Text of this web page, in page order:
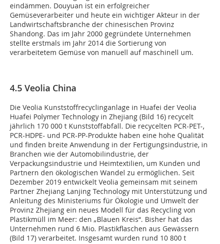
eindämmen. Douyuan ist ein erfolgreicher
Gemüseverarbeiter und heute ein wichtiger Akteur in der
Landwirtschaftsbranche der chinesischen Provinz
Shandong. Das im Jahr 2000 gegründete Unternehmen
stellte erstmals im Jahr 2014 die Sortierung von
verarbeitetem Gemüse von manuell auf maschinell um.
4.5 Veolia China
Die Veolia Kunststoffrecyclinganlage in Huafei der Veolia
Huafei Polymer Technology in Zhejiang (Bild 16) recycelt
jährlich 170 000 t Kunststoffabfall. Die recycelten PCR-PET-,
PCR-HDPE- und PCR-PP-Produkte haben eine hohe Qualität
und finden breite Anwendung in der Fertigungsindustrie, in
Branchen wie der Automobilindustrie, der
Verpackungsindustrie und Heimtextilien, um Kunden und
Partnern den ökologischen Wandel zu ermöglichen. Seit
Dezember 2019 entwickelt Veolia gemeinsam mit seinem
Partner Zhejiang Lanjing Technology mit Unterstützung und
Anleitung des Ministeriums für Ökologie und Umwelt der
Provinz Zhejiang ein neues Modell für das Recycling von
Plastikmüll im Meer: den „Blauen Kreis“. Bisher hat das
Unternehmen rund 6 Mio. Plastikflaschen aus Gewässern
(Bild 17) verarbeitet. Insgesamt wurden rund 10 800 t